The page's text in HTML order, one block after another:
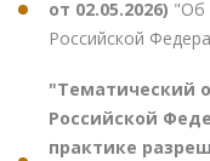
от 02.05.2026) "Об
Российской
"Тематический
Российской
практике